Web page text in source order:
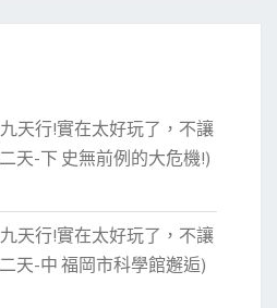
天行!實在太好玩了，不讓
天-下 史無前例的大危機!)
天行!實在太好玩了，不讓
天-中 福岡市科學館邂逅)